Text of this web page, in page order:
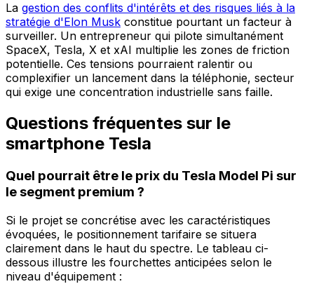
La gestion des conflits d'intérêts et des risques liés à la
stratégie d'Elon Musk constitue pourtant un facteur à
surveiller. Un entrepreneur qui pilote simultanément
SpaceX, Tesla, X et xAI multiplie les zones de friction
potentielle. Ces tensions pourraient ralentir ou
complexifier un lancement dans la téléphonie, secteur
qui exige une concentration industrielle sans faille.
Questions fréquentes sur le
smartphone Tesla
Quel pourrait être le prix du Tesla Model Pi sur
le segment premium ?
Si le projet se concrétise avec les caractéristiques
évoquées, le positionnement tarifaire se situera
clairement dans le haut du spectre. Le tableau ci-
dessous illustre les fourchettes anticipées selon le
niveau d'équipement :